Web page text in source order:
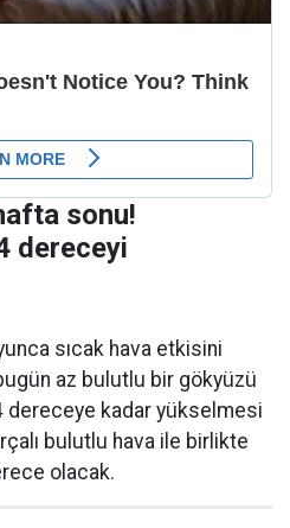
sonu!
dereceyi
sıcak hava etkisini
az bulutlu bir gökyüzü
dereceye kadar yükselmesi
bulutlu hava ile birlikte
olacak.